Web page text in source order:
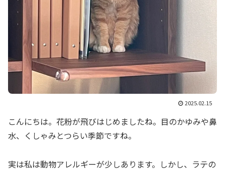
2025.02.15
こんにちは。花粉が飛びはじめましたね。目のかゆみや鼻
水、くしゃみとつらい季節ですね。
実は私は動物アレルギーが少しあります。しかし、ラテの